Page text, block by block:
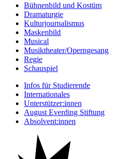
Bühnenbild und Kostüm
Dramaturgie
Kulturjournalismus
Maskenbild
Musical
Musiktheater/­Operngesang
Regie
Schauspiel
Infos für Studierende
Internationales
Unterstützer:innen
August Everding Stiftung
Absolvent:innen